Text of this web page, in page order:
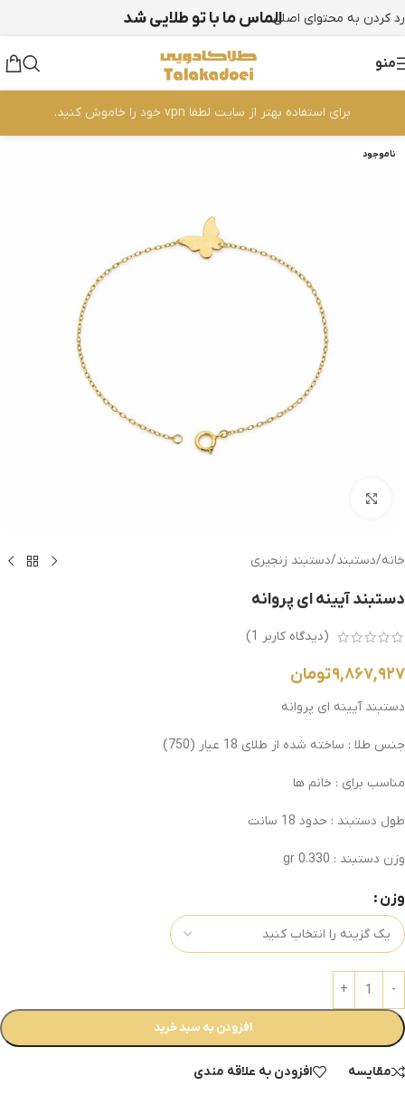
رد کردن به محتوای اصلیالماس ما با تو طلایی شد
منو
برای استفاده بهتر از سایت لطفا vpn خود را خاموش کنید.
ناموجود
خانه/دستبند/دستبند زنجیری
دستبند آیینه ای پروانه
(دیدگاه کاربر 1
)
۹,۸۶۷,۹۲۷تومان
دستبند آیینه ای پروانه
جنس طلا : ساخته شده از طلای 18 عیار (750)
مناسب برای : خانم ها
طول دستبند : حدود 18 سانت
وزن دستبند : 0.330 gr
وزن
افزودن به سبد خرید
مقایسه افزودن به علاقه مندی